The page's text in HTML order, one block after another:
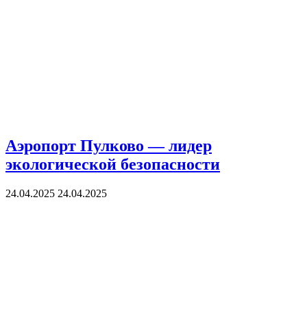
Аэропорт Пулково — лидер
экологической безопасности
24.04.2025 24.04.2025